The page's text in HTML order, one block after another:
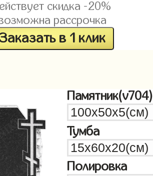
скидка -20%
рассрочка
в 1 клик
Памятник(v704)
Тумба
Полировка